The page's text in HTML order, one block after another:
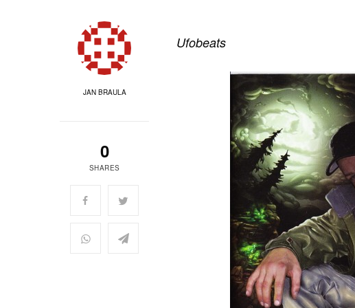
JAN BRAULA
0
SHARES
Ufobeats